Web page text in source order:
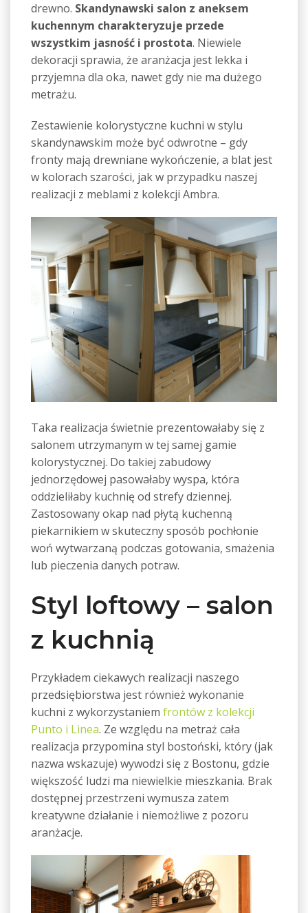
drewno. Skandynawski salon z aneksem
kuchennym charakteryzuje przede
wszystkim jasność i prostota. Niewiele
dekoracji sprawia, że aranżacja jest lekka i
przyjemna dla oka, nawet gdy nie ma dużego
metrażu.
Zestawienie kolorystyczne kuchni w stylu
skandynawskim może być odwrotne – gdy
fronty mają drewniane wykończenie, a blat jest
w kolorach szarości, jak w przypadku naszej
realizacji z meblami z kolekcji Ambra.
Taka realizacja świetnie prezentowałaby się z
salonem utrzymanym w tej samej gamie
kolorystycznej. Do takiej zabudowy
jednorzędowej pasowałaby wyspa, która
oddzieliłaby kuchnię od strefy dziennej.
Zastosowany okap nad płytą kuchenną
piekarnikiem w skuteczny sposób pochłonie
woń wytwarzaną podczas gotowania, smażenia
lub pieczenia danych potraw.
Styl loftowy – salon
z kuchnią
Przykładem ciekawych realizacji naszego
przedsiębiorstwa jest również wykonanie
kuchni z wykorzystaniem frontów z kolekcji
Punto i Linea. Ze względu na metraż cała
realizacja przypomina styl bostoński, który (jak
nazwa wskazuje) wywodzi się z Bostonu, gdzie
większość ludzi ma niewielkie mieszkania. Brak
dostępnej przestrzeni wymusza zatem
kreatywne działanie i niemożliwe z pozoru
aranżacje.